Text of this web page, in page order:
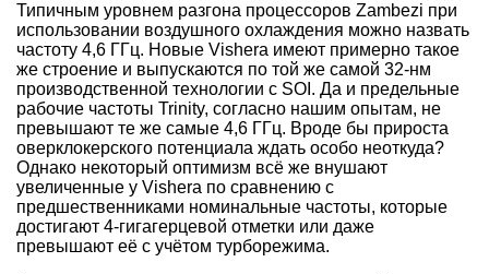
Типичным уровнем разгона процессоров Zambezi при
использовании воздушного охлаждения можно назвать
частоту 4,6 ГГц. Новые Vishera имеют примерно такое
же строение и выпускаются по той же самой 32-нм
производственной технологии с SOI. Да и предельные
рабочие частоты Trinity, согласно нашим опытам, не
превышают те же самые 4,6 ГГц. Вроде бы прироста
оверклокерского потенциала ждать особо неоткуда?
Однако некоторый оптимизм всё же внушают
увеличенные у Vishera по сравнению с
предшественниками номинальные частоты, которые
достигают 4-гигагерцевой отметки или даже
превышают её с учётом турборежима.